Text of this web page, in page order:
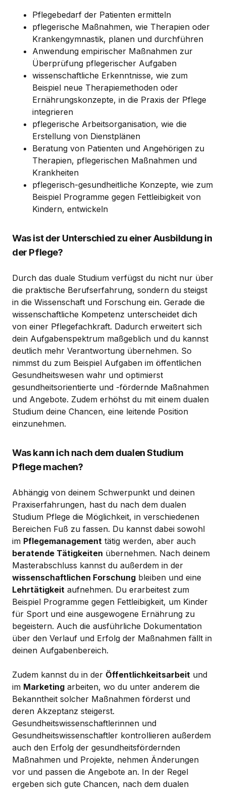
Pflegebedarf der Patienten ermitteln
pflegerische Maßnahmen, wie Therapien oder
Krankengymnastik, planen und durchführen
Anwendung empirischer Maßnahmen zur
Überprüfung pflegerischer Aufgaben
wissenschaftliche Erkenntnisse, wie zum
Beispiel neue Therapiemethoden oder
Ernährungskonzepte, in die Praxis der Pflege
integrieren
pflegerische Arbeitsorganisation, wie die
Erstellung von Dienstplänen
Beratung von Patienten und Angehörigen zu
Therapien, pflegerischen Maßnahmen und
Krankheiten
pflegerisch-gesundheitliche Konzepte, wie zum
Beispiel Programme gegen Fettleibigkeit von
Kindern, entwickeln
Was ist der Unterschied zu einer Ausbildung in
der Pflege?
Durch das duale Studium verfügst du nicht nur über
die praktische Berufserfahrung, sondern du steigst
in die Wissenschaft und Forschung ein. Gerade die
wissenschaftliche Kompetenz unterscheidet dich
von einer Pflegefachkraft. Dadurch erweitert sich
dein Aufgabenspektrum maßgeblich und du kannst
deutlich mehr Verantwortung übernehmen. So
nimmst du zum Beispiel Aufgaben im öffentlichen
Gesundheitswesen wahr und optimierst
gesundheitsorientierte und -fördernde Maßnahmen
und Angebote. Zudem erhöhst du mit einem dualen
Studium deine Chancen, eine leitende Position
einzunehmen.
Was kann ich nach dem dualen Studium
Pflege machen?
Abhängig von deinem Schwerpunkt und deinen
Praxiserfahrungen, hast du nach dem dualen
Studium Pflege die Möglichkeit, in verschiedenen
Bereichen Fuß zu fassen. Du kannst dabei sowohl
im Pflegemanagement tätig werden, aber auch
beratende Tätigkeiten übernehmen. Nach deinem
Masterabschluss kannst du außerdem in der
wissenschaftlichen Forschung bleiben und eine
Lehrtätigkeit aufnehmen. Du erarbeitest zum
Beispiel Programme gegen Fettleibigkeit, um Kinder
für Sport und eine ausgewogene Ernährung zu
begeistern. Auch die ausführliche Dokumentation
über den Verlauf und Erfolg der Maßnahmen fällt in
deinen Aufgabenbereich.
Zudem kannst du in der Öffentlichkeitsarbeit und
im Marketing arbeiten, wo du unter anderem die
Bekanntheit solcher Maßnahmen förderst und
deren Akzeptanz steigerst.
Gesundheitswissenschaftlerinnen und
Gesundheitswissenschaftler kontrollieren außerdem
auch den Erfolg der gesundheitsfördernden
Maßnahmen und Projekte, nehmen Änderungen
vor und passen die Angebote an. In der Regel
ergeben sich gute Chancen, nach dem dualen